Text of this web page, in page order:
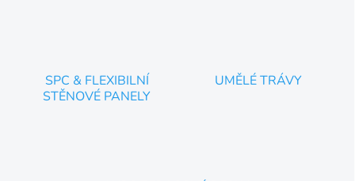
SPC & FLEXIBILNÍ
STĚNOVÉ PANELY
UMĚLÉ TRÁVY